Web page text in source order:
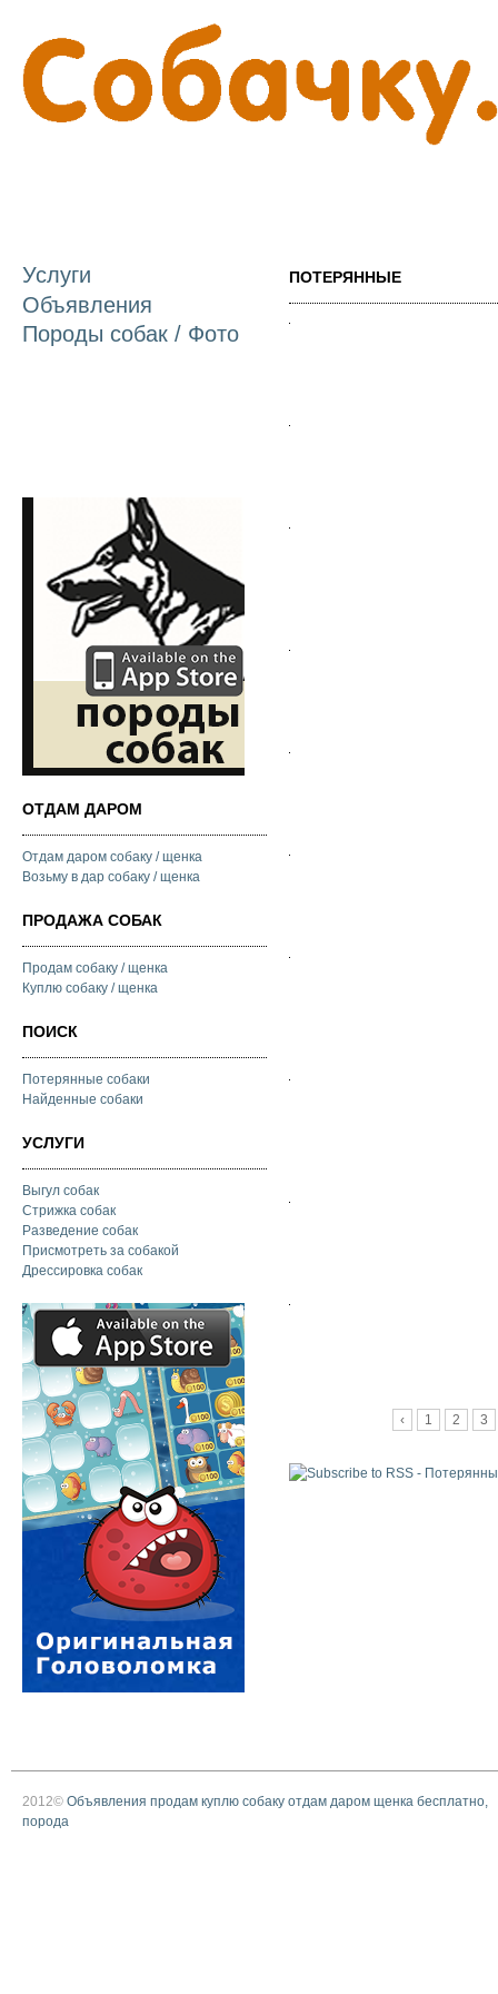
Услуги
Объявления
Породы собак / Фото
ОТДАМ ДАРОМ
Отдам даром собаку / щенка
Возьму в дар собаку / щенка
ПРОДАЖА СОБАК
Продам собаку / щенка
Куплю собаку / щенка
ПОИСК
Потерянные собаки
Найденные собаки
УСЛУГИ
Выгул собак
Стрижка собак
Разведение собак
Присмотреть за собакой
Дрессировка собак
ПОТЕРЯННЫЕ
‹ 1 2 3
2012© Объявления продам куплю собаку отдам даром щенка бесплатно,
порода